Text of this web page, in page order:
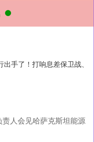
手了！打响息差保卫战、
人会见哈萨克斯坦能源